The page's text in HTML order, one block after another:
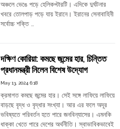
অঞ্চলে ভেঙে পড়ে হেলিকপ্টারটি। এদিকে দুর্ঘটনার
খবরে তোলপাড় পড়ে যায় ইরানে। ইরানের সেনাবাহিনী
সর্বোচ্চ শক্তি …
মৃত্যু
রাষ্ট্রপতি
রাইসির"
দক্ষিণ কোরিয়া: কমছে জন্মের হার, চিন্তিত
প্রধানমন্ত্রী নিলেন বিশেষ উদ্যোগ
May 13, 2024 6:18
ক্রমাগত কমছে জন্মের হার। সেই সঙ্গে লাফিয়ে লাফিয়ে
বাড়ছে বৃদ্ধ ও বৃদ্ধার সংখ্যা। আর এর ফলে অদূর
ভবিষ্যতে পরিবর্তন হতে পারে জনবিন্যাসের। এমনকি
ধাক্কা খেতে পারে দেশের অর্থনীতি। স্বাভাবিকভাবেই